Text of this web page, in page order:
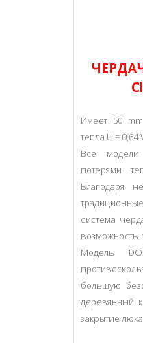
Имеет 50
тепла U = 0,64
Все модели
потерями
Благодаря
система
возможность
Модель
большую
деревянный
закрытие